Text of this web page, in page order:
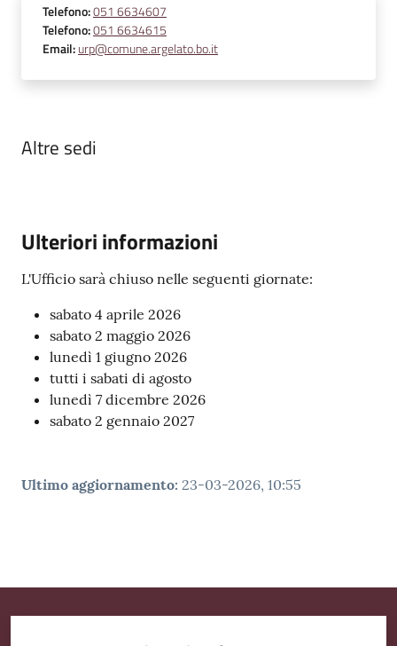
Telefono:051 6634607
Telefono:051 6634615
Email:urp@comune.argelato.bo.it
Altre sedi
Ulteriori informazioni
L'Ufficio sarà chiuso nelle seguenti giornate:
sabato 4 aprile 2026
sabato 2 maggio 2026
lunedì 1 giugno 2026
tutti i sabati di agosto
lunedì 7 dicembre 2026
sabato 2 gennaio 2027
Ultimo aggiornamento: 23-03-2026, 10:55